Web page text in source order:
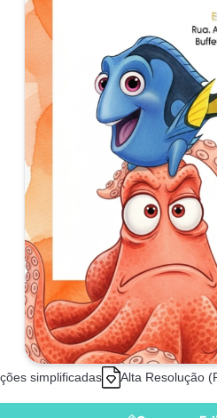
simplificadas Alta Resolução